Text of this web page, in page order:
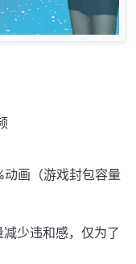
画（游戏封包容量
少违和感，仅为了